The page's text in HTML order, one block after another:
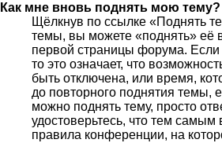
Как мне вновь поднять мою тему?
Щёлкнув по ссылке «Поднять
темы, вы можете «поднять» её
первой страницы форума. Если
то это означает, что
быть отключена, или время,
до повторного поднятия темы,
можно поднять тему, просто
удостоверьтесь, что тем
правила конференции, на